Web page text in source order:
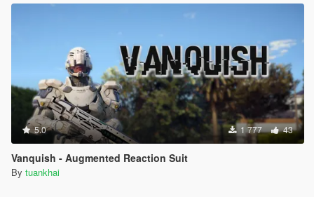
5.0 1 777 43
Vanquish - Augmented Reaction Suit
By tuankhai